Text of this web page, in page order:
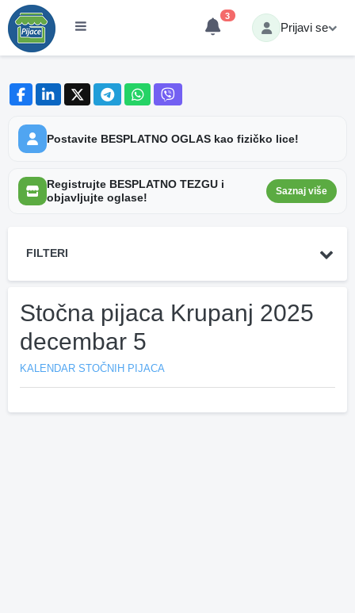
3
Prijavi se
Postavite BESPLATNO OGLAS kao fizičko lice!
Registrujte BESPLATNO TEZGU i
objavljujte oglase!
Saznaj više
FILTERI
Stočna pijaca Krupanj 2025
decembar 5
KALENDAR STOČNIH PIJACA